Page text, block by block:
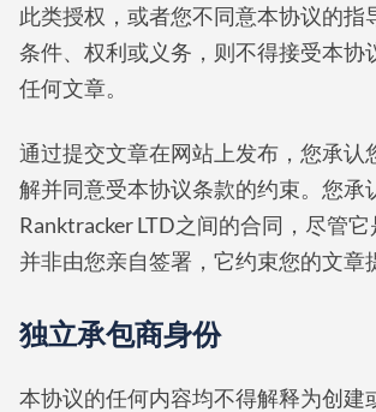
此类授权，或者您不同意本协议的指
条件、权利或义务，则不得接受本协
任何文章。
通过提交文章在网站上发布，您承认
解并同意受本协议条款的约束。您承
Ranktracker LTD之间的合同，尽管它
并非由您亲自签署，它约束您的文章
独立承包商身份
本协议的任何内容均不得解释为创建